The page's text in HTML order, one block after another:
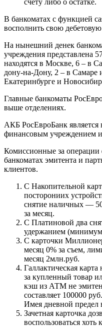
счету либо о остатке.
В банкоматах с функцией
восполнить свою дебетовую
На нынешний денек
учреждения представлена
находятся в Москве, 6 – в
дону-на-Дону, 2 – в Самаре
Екатеринбурге и
Главные банкоматы
выше отделениях.
АКБ РосЕвроБанк
финансовым учреждением и
Комиссионные за операции
банкоматах эмитента и
клиентов.
С Накопительной
посторониих
снятие наличных —
за месяц.
С Платиновой два
удержанием
С карточки
месяц 0% за съем,
месяц 2млн.руб.
Галлактическая карта
за купленный товар
кэш из АТМ не
составляет 100000
Имея дневной предел
Зачетная карточка
воспользоваться